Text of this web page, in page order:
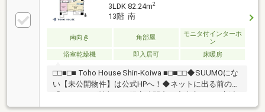
3LDK 82.24m2
13階 南
南向き 角部屋
モニタ付インターホ
ン
浴室乾燥機
即入居可 床暖房
□□■□■ Toho House Shin-Koiwa ■□■□□◆SUUMOにな
い【未公開物件】は公式HPへ！◆ネットに出る前の
岩が選ばれる3つの理由◆①【業界最低水準の提携住